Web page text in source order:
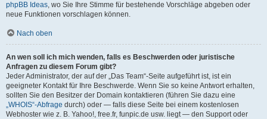
phpBB Ideas, wo Sie Ihre Stimme für bestehende Vorschläge abgeben oder
neue Funktionen vorschlagen können.
Nach oben
An wen soll ich mich wenden, falls es Beschwerden oder juristische
Anfragen zu diesem Forum gibt?
Jeder Administrator, der auf der „Das Team“-Seite aufgeführt ist, ist ein
geeigneter Kontakt für Ihre Beschwerde. Wenn Sie so keine Antwort erhalten,
sollten Sie den Besitzer der Domain kontaktieren (führen Sie dazu eine
„WHOIS“-Abfrage durch) oder — falls diese Seite bei einem kostenlosen
Webhoster wie z. B. Yahoo!, free.fr, funpic.de usw. liegt — den Support oder